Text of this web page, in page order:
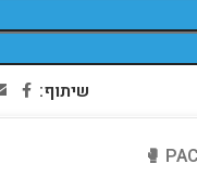
שיתוף: